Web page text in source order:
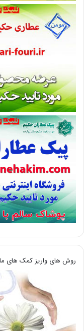
روش های واریز کمک های